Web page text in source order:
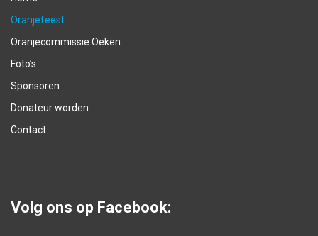
Oranjefeest
Oranjecommissie Oeken
Foto’s
Sponsoren
Donateur worden
Contact
Volg ons op Facebook: